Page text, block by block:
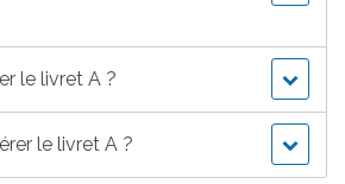
le livret A ?
le livret A ?